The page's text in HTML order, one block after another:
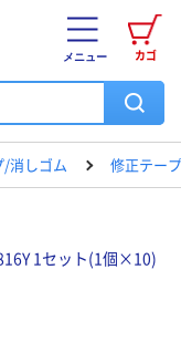
カゴ
メニュー
/消しゴム 修正テープ
1セット(1個×10)